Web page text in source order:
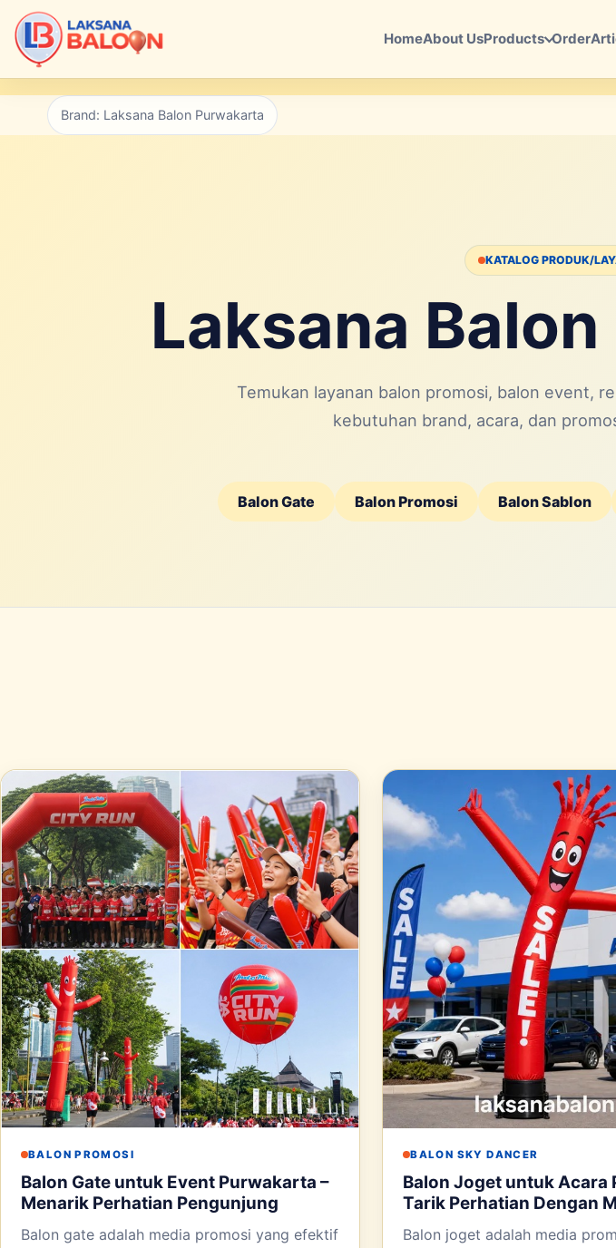
HomeAbout UsProducts Order
Brand: Laksana Balon Purwakarta
KATALOG PRODUK/
Laksana
Temukan layanan balon promosi, balon event,
kebutuhan brand, acara, dan
Balon Gate Balon Promosi Balon Sablon
BALON PROMOSI
Balon Gate untuk Event Purwakarta –
Menarik Perhatian Pengunjung
Balon gate adalah media promosi yang efektif
BALON SKY DANCER
Balon Joget untuk Acara
Tarik Perhatian Dengan
Balon joget adalah media